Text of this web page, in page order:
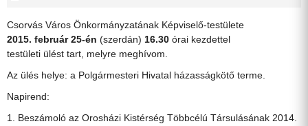
Csorvás Város Önkormányzatának Képviselő-testülete
2015. február 25-én (szerdán) 16.30 órai kezdettel
testületi ülést tart, melyre meghívom.
Az ülés helye: a Polgármesteri Hivatal házasságkötő terme.
Napirend:
1. Beszámoló az Orosházi Kistérség Többcélú Társulásának 2014.